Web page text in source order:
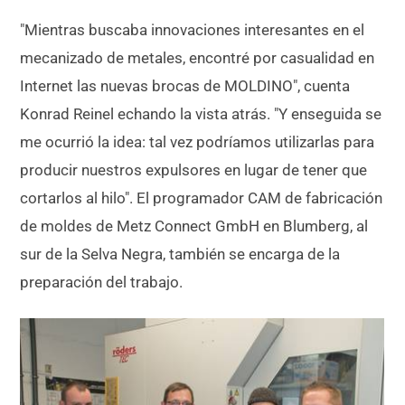
"Mientras buscaba innovaciones interesantes en el
mecanizado de metales, encontré por casualidad en
Internet las nuevas brocas de MOLDINO", cuenta
Konrad Reinel echando la vista atrás. "Y enseguida se
me ocurrió la idea: tal vez podríamos utilizarlas para
producir nuestros expulsores en lugar de tener que
cortarlos al hilo". El programador CAM de fabricación
de moldes de Metz Connect GmbH en Blumberg, al
sur de la Selva Negra, también se encarga de la
preparación del trabajo.